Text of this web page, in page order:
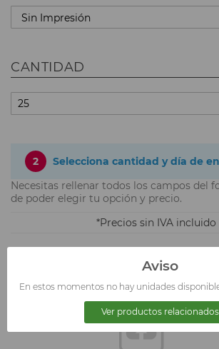
CANTIDAD
2
Selecciona cantidad y día de
Necesitas rellenar todos los campos del
de poder elegir tu opción y precio.
Precios sin IVA incluido
Sube tu logotipo.Aviso
En estos momentos no hay unidades
Ver productos relacionados